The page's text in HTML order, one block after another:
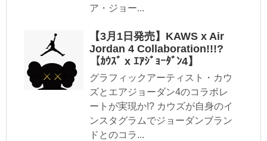
ア・ジョー...
【3月1日発売】KAWS x Air
Jordan 4 Collaboration!!!?
【ｶｳｽﾞ x ｴｱｼﾞｮｰﾀﾞﾝ4】
グラフィックアーティスト・カウ
ズとエアジョーダン4のコラボレ
ートが実現か!? カウズが自身のイ
ンスタグラムでジョーダンブラン
ドとのコラ...